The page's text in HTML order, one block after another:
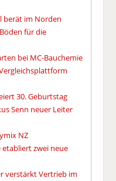
berät im Norden
für die
bei MC-Bauchemie
30. Geburtstag
Senn neuer Leiter
NZ
etabliert zwei neue
verstärkt Vertrieb im